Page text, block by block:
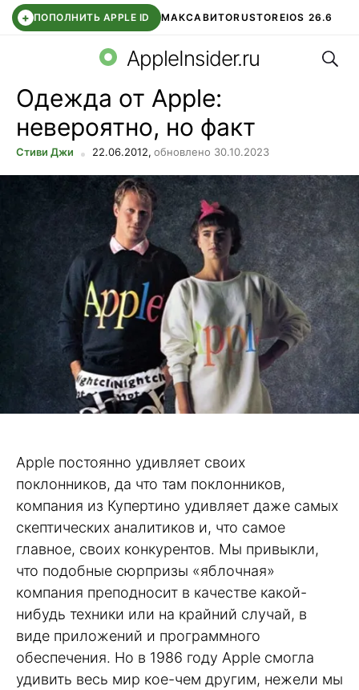
+ ПОПОЛНИТЬ APPLE ID МАКСАВИТОRUSTOREIOS 26.6
СБЕР КИДС ВТБ ОНЛАЙН ЧАТ В ROBLOX
AppleInsider.ru
Одежда от Apple:
невероятно, но факт
Стиви Джи 22.06.2012, обновлено 30.10.2023
Apple постоянно удивляет своих
поклонников, да что там поклонников,
компания из Купертино удивляет даже самых
скептических аналитиков и, что самое
главное, своих конкурентов. Мы привыкли,
что подобные сюрпризы «яблочная»
компания преподносит в качестве какой-
нибудь техники или на крайний случай, в
виде приложений и программного
обеспечения. Но в 1986 году Apple смогла
удивить весь мир кое-чем другим, нежели мы